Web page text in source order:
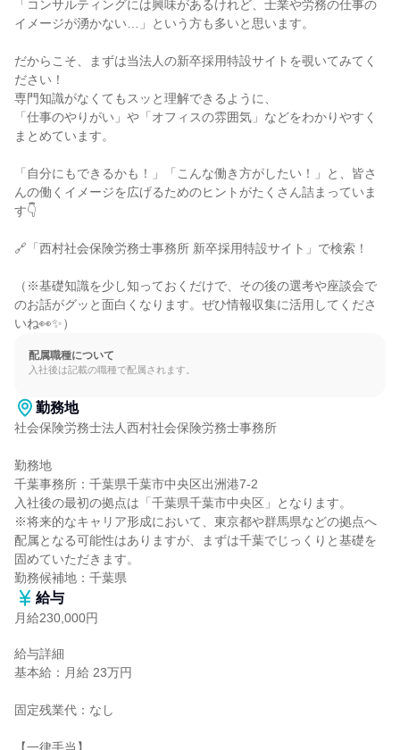
「コンサルティングには興味があるけれど、士業や労務の仕事の
イメージが湧かない…」という方も多いと思います。
だからこそ、まずは当法人の新卒採用特設サイトを覗いてみてく
ださい！
専門知識がなくてもスッと理解できるように、
「仕事のやりがい」や「オフィスの雰囲気」などをわかりやすく
まとめています。
「自分にもできるかも！」「こんな働き方がしたい！」と、皆さ
んの働くイメージを広げるためのヒントがたくさん詰まっていま
す👇
🔗「西村社会保険労務士事務所 新卒採用特設サイト」で検索！
（※基礎知識を少し知っておくだけで、その後の選考や座談会で
のお話がグッと面白くなります。ぜひ情報収集に活用してくださ
いね👀✨）
配属職種について
入社後は記載の職種で配属されます。
勤務地
社会保険労務士法人西村社会保険労務士事務所
勤務地
千葉事務所：千葉県千葉市中央区出洲港7-2
入社後の最初の拠点は「千葉県千葉市中央区」となります。
※将来的なキャリア形成において、東京都や群馬県などの拠点へ
配属となる可能性はありますが、まずは千葉でじっくりと基礎を
固めていただきます。
勤務候補地：千葉県
給与
月給230,000円
給与詳細
基本給：月給 23万円
固定残業代：なし